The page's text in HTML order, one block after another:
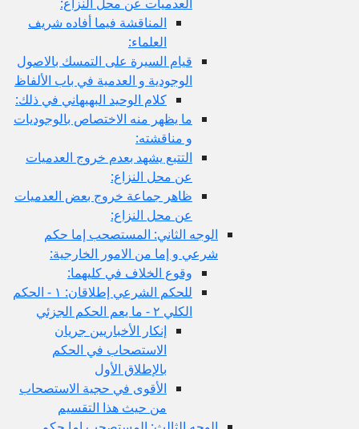
العدميات عن محل النزاع:
المناقشة فيما أفاده شريف
العلماء:
قيام السيرة على التمسك بالاصول
الوجودية و العدمية في باب الألفاظ
كلام الوحيد البهبهاني في ذلك:
ما يظهر منه الاختصاص بالوجوديات
و مناقشته:
التتبع يشهد بعدم خروج العدميات
عن محل النزاع:
ظاهر جماعة خروج بعض العدميات
عن محل النزاع:
الوجه الثاني: المستصحب إما حكم
شرعي و إما من الامور الخارجية:
وقوع الخلاف في كليهما:
للحكم الشرعي إطلاقان: ١ - الحكم
الكلي ٢ - ما يعم الحكم الجزئي
إنكار الأخباريين جريان
الاستصحاب في الحكم
بالإطلاق الأول
الأقوى في حجية الاستصحاب
من حيث هذا التقسيم